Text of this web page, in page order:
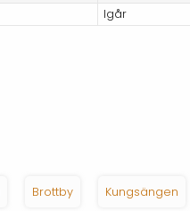
Igår
Brottby Kungsängen